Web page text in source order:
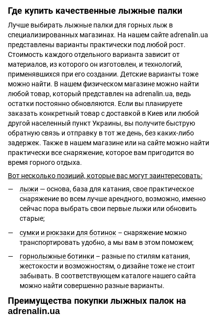
Где купить качественные лыжные палки
Лучше выбирать лыжные палки для горных лыж в
специализированных магазинах. На нашем сайте adrenalin.ua
представлены варианты практически под любой рост.
Стоимость каждого отдельного варианта зависит от
материалов, из которого он изготовлен, и технологий,
применявшихся при его создании. Детские варианты тоже
можно найти. В нашем физическом магазине можно найти
любой товар, который представлен на adrenalin.ua, ведь
остатки постоянно обновляются. Если вы планируете
заказать конкретный товар с доставкой в ​​Киев или любой
другой населенный пункт Украины, вы получите быструю
обратную связь и отправку в тот же день, без каких-либо
задержек. Также в нашем магазине или на сайте можно найти
практически все снаряжение, которое вам пригодится во
время горного отдыха.
Вот несколько позиций, которые вас могут заинтересовать:
лыжи — основа, база для катания, свое практическое
снаряжение во всем лучше арендного, возможно, именно
сейчас пора выбрать свои первые лыжи или обновить
старые;
сумки и рюкзаки для ботинок – снаряжение можно
транспортировать удобно, а мы вам в этом поможем;
горнолыжные ботинки – разные по стилям катания,
жестокости и возможностям, о дизайне тоже не стоит
забывать. В соответствующем каталоге нашего сайта
можно найти совершенно разные варианты.
Преимущества покупки лыжных палок на
adrenalin.ua